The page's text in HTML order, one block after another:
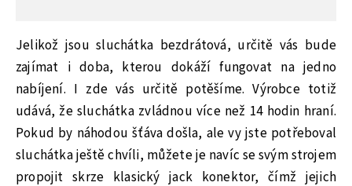
Jelikož jsou sluchátka bezdrátová, určitě vás bude
zajímat i doba, kterou dokáží fungovat na jedno
nabíjení. I zde vás určitě potěšíme. Výrobce totiž
udává, že sluchátka zvládnou více než 14 hodin hraní.
Pokud by náhodou šťáva došla, ale vy jste potřeboval
sluchátka ještě chvíli, můžete je navíc se svým strojem
propojit skrze klasický jack konektor, čímž jejich